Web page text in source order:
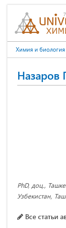
Химия и биология
Назаров
PhD, доц.,
Узбекистан,
Все статьи